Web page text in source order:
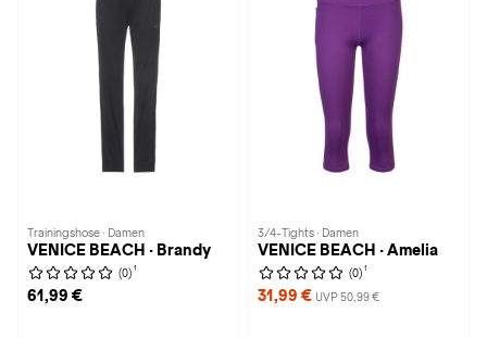
Trainingshose · Damen
VENICE BEACH · Brandy
(0) 1
61,99 €
3/4-Tights · Damen
VENICE BEACH · Amelia
(0) 1
31,99 € UVP 50,99 €